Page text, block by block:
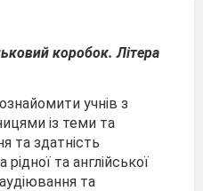
коробок.Літера
ознайомити учнів з
із теми та
та здатність
та англійської
та